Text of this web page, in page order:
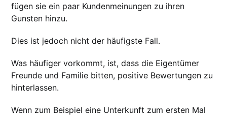
fügen sie ein paar Kundenmeinungen zu ihren
Gunsten hinzu.
Dies ist jedoch nicht der häufigste Fall.
Was häufiger vorkommt, ist, dass die Eigentümer
Freunde und Familie bitten, positive Bewertungen zu
hinterlassen.
Wenn zum Beispiel eine Unterkunft zum ersten Mal